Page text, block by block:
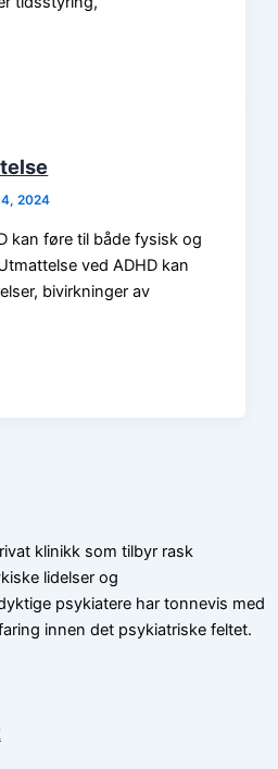
2024
kan føre til både fysisk og
ved ADHD kan
bivirkninger av
klinikk som tilbyr rask
lidelser og
psykiatere har tonnevis med
innen det psykiatriske feltet.